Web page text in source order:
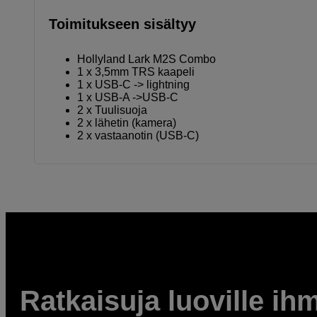
Toimitukseen sisältyy
Hollyland Lark M2S Combo
1 x 3,5mm TRS kaapeli
1 x USB-C -> lightning
1 x USB-A ->USB-C
2 x Tuulisuoja
2 x lähetin (kamera)
2 x vastaanotin (USB-C)
Ratkaisuja luoville